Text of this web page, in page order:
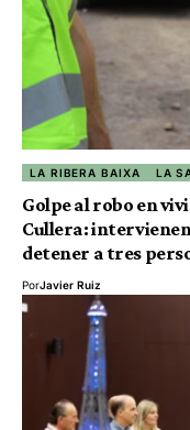
LA RIBERA BAIXA LA
Golpe al robo en
Cullera:
detener a tres
PorJavier Ruiz